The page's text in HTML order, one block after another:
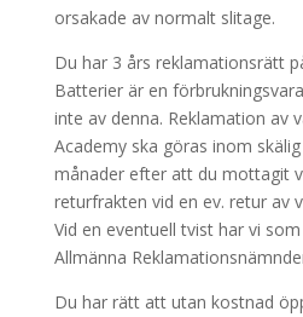
orsakade av normalt slitage.
Du har 3 års reklamationsrätt
Batterier är en
inte av denna. Reklamation av
Academy ska göras inom
månader efter att du mottagit
returfrakten vid en ev. retur av
Vid en eventuell tvist har vi
Allmänna
Du har rätt att utan kostnad